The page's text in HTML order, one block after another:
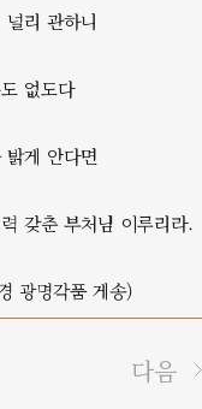
리 관하니
없도다
게 안다면
갖춘 부처님 이루리라.
광명각품 게송)
다음